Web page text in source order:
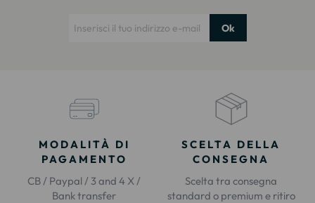
Ok
MODALITÀ DI
PAGAMENTO
CB / Paypal / 3 and 4 X /
Bank transfer
SCELTA DELLA
CONSEGNA
Scelta tra consegna
standard o premium e ritiro